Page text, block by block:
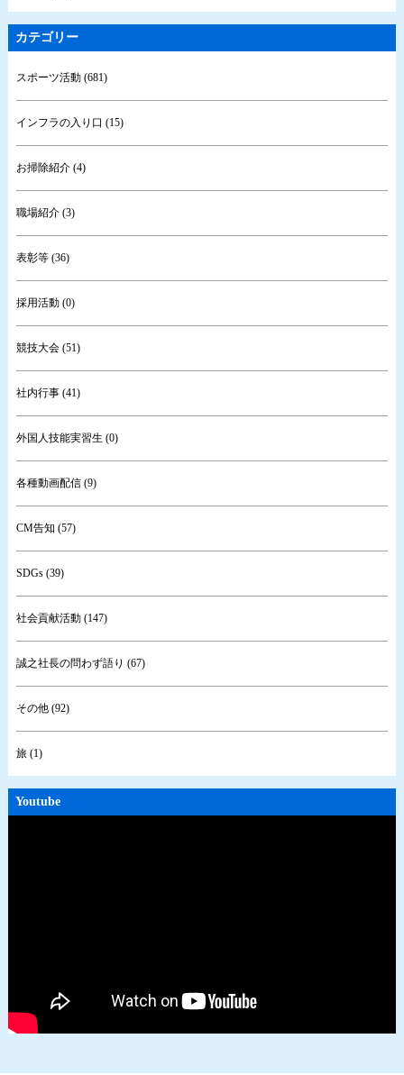
カテゴリー
スポーツ活動 (681)
インフラの入り口 (15)
お掃除紹介 (4)
職場紹介 (3)
表彰等 (36)
採用活動 (0)
競技大会 (51)
社内行事 (41)
外国人技能実習生 (0)
各種動画配信 (9)
CM告知 (57)
SDGs (39)
社会貢献活動 (147)
誠之社長の問わず語り (67)
その他 (92)
旅 (1)
Youtube